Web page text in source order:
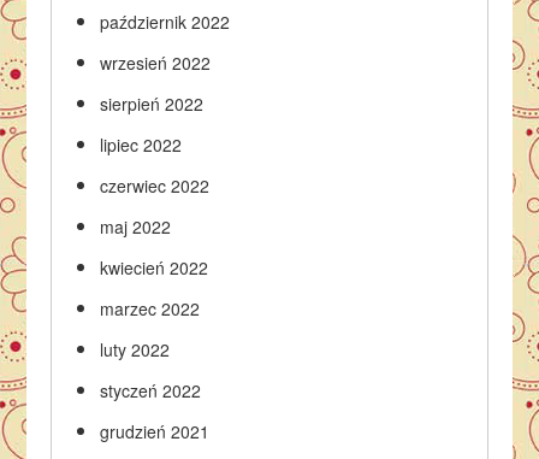
październik 2022
wrzesień 2022
sierpień 2022
lipiec 2022
czerwiec 2022
maj 2022
kwiecień 2022
marzec 2022
luty 2022
styczeń 2022
grudzień 2021